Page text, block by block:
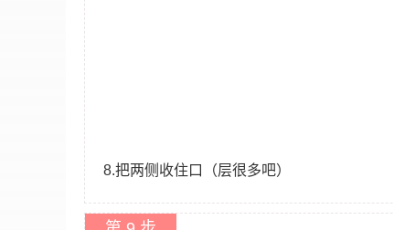
8.把两侧收住口（层很多吧）